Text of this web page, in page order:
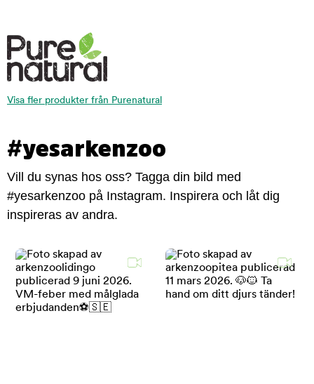
Visa fler produkter från Purenatural
#yesarkenzoo
Vill du synas hos oss? Tagga din bild med
#yesarkenzoo på Instagram. Inspirera och låt dig
inspireras av andra.